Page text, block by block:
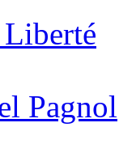
Liberté
Pagnol